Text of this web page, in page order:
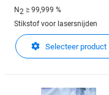
N2 ≥ 99,999 %
Stikstof voor lasersnijden
Selecteer product